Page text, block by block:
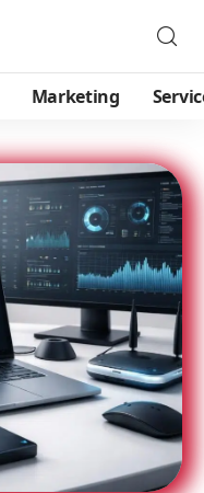
Marketing